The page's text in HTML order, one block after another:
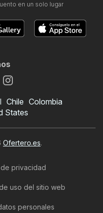
en un solo lugar
Chile Colombia
States
Ofertero.es.
privacidad
uso del sitio web
personales